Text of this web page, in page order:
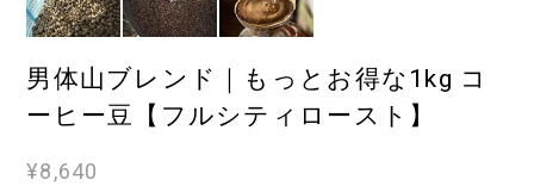
男体山ブレンド｜もっとお得な1kg コ
ーヒー豆【フルシティロースト】
¥8,640